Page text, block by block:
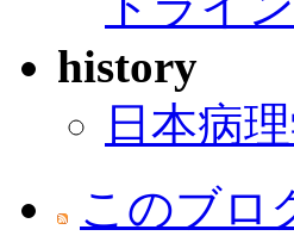
history
日本病
このブロ